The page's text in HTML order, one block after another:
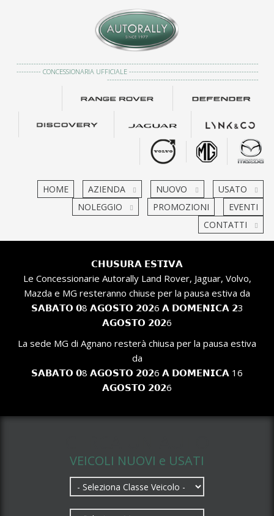
---------------------------------------------------------------------------------------------------
---------- CONCESSIONARIA UFFICIALE -----------------------------------------------------
--------------------------------------------------------------
HOME AZIENDA NUOVO
USATO
NOLEGGIO
PROMOZIONI
EVENTI
CONTATTI
𝗖𝗛𝗨𝗦𝗨𝗥𝗔 𝗘𝗦𝗧𝗜𝗩𝗔
Le Concessionarie Autorally Land Rover, Jaguar, Volvo,
Mazda e MG resteranno chiuse per la pausa estiva da
𝗦𝗔𝗕𝗔𝗧𝗢 𝟬8 𝗔𝗚𝗢𝗦𝗧𝗢 𝟮𝟬𝟮6 𝗔 𝗗𝗢𝗠𝗘𝗡𝗜𝗖𝗔 𝟮3
𝗔𝗚𝗢𝗦𝗧𝗢 𝟮𝟬𝟮6
La sede MG di Agnano resterà chiusa per la pausa estiva
da
𝗦𝗔𝗕𝗔𝗧𝗢 𝟬8 𝗔𝗚𝗢𝗦𝗧𝗢 𝟮𝟬𝟮6 𝗔 𝗗𝗢𝗠𝗘𝗡𝗜𝗖𝗔 16
𝗔𝗚𝗢𝗦𝗧𝗢 𝟮𝟬𝟮6
VEICOLI NUOVI e USATI